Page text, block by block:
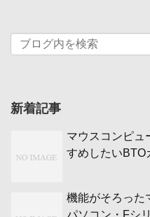
新着記事
マウスコンピュ
すめしたいBTO
機能がそろった
パソコン・Fシ